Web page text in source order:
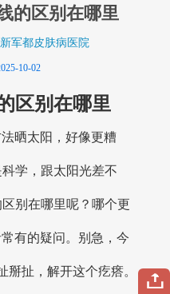
的区别在哪里
军都皮肤病医院
10-02
区别在哪里
晒太阳，好像更糟
学，跟太阳光差不
别在哪里呢？哪个更
有的疑问。别急，今
掰扯，解开这个疙瘩。